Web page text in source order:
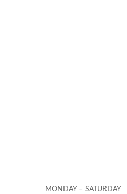
MONDAY – SATURDAY